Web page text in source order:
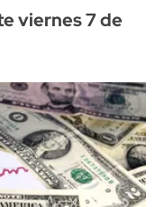
viernes 7 de